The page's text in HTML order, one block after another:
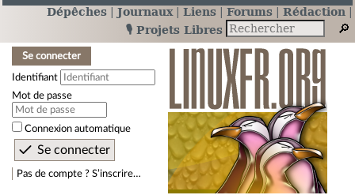
Dépêches Journaux Liens Forums
Rédaction
🎙️ Projets Libres
Se connecter
Identifiant
Mot de passe
Connexion automatique
Pas de compte ? S’inscrire…